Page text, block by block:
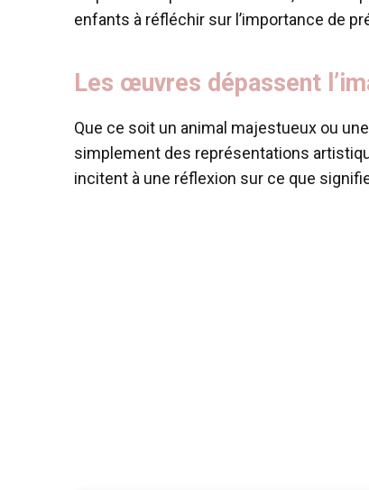
enfants à réfléchir sur l’importance de
Les œuvres dépassent
Que ce soit un animal majestueux ou
simplement des représentations
incitent à une réflexion sur ce que